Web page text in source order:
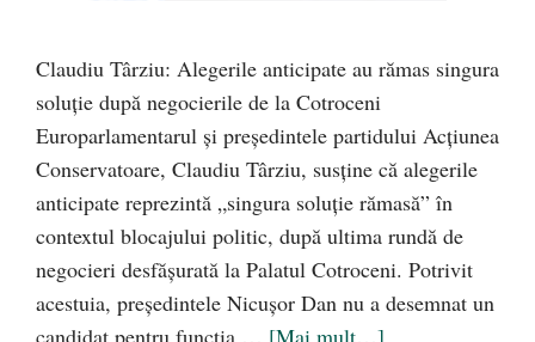
Claudiu Târziu: Alegerile anticipate au rămas singura
soluție după negocierile de la Cotroceni
Europarlamentarul și președintele partidului Acțiunea
Conservatoare, Claudiu Târziu, susține că alegerile
anticipate reprezintă „singura soluție rămasă” în
contextul blocajului politic, după ultima rundă de
negocieri desfășurată la Palatul Cotroceni. Potrivit
acestuia, președintele Nicușor Dan nu a desemnat un
candidat pentru funcția … [Mai mult…]